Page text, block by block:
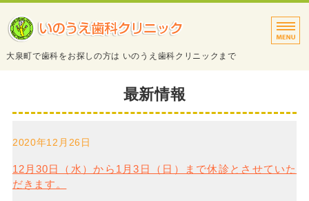
タイトルサンプル
大泉町で歯科をお探しの方は いのうえ歯科クリニックまで
診療案内
院長・スタッフ紹介
医院・設備紹介
最新情報
2020年12月26日
12月30日（水）から1月3日（日）まで休診とさせていた
だきます。